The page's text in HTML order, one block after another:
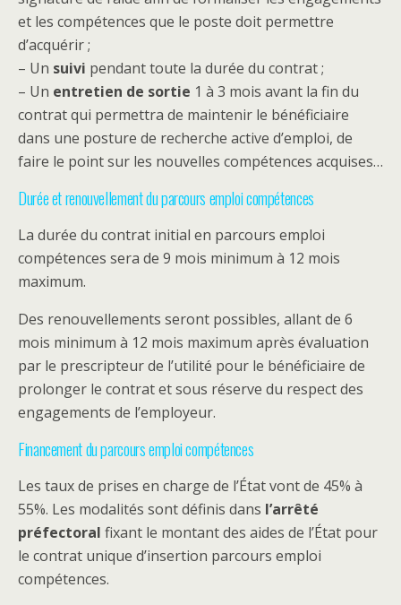
et les compétences que le poste doit permettre
d’acquérir ;
– Un suivi pendant toute la durée du contrat ;
– Un entretien de sortie 1 à 3 mois avant la fin du
contrat qui permettra de maintenir le bénéficiaire
dans une posture de recherche active d’emploi, de
faire le point sur les nouvelles compétences acquises…
Durée et renouvellement du parcours emploi compétences
La durée du contrat initial en parcours emploi
compétences sera de 9 mois minimum à 12 mois
maximum.
Des renouvellements seront possibles, allant de 6
mois minimum à 12 mois maximum après évaluation
par le prescripteur de l’utilité pour le bénéficiaire de
prolonger le contrat et sous réserve du respect des
engagements de l’employeur.
Financement du parcours emploi compétences
Les taux de prises en charge de l’État vont de 45% à
55%. Les modalités sont définis dans l’arrêté
préfectoral fixant le montant des aides de l’État pour
le contrat unique d’insertion parcours emploi
compétences.